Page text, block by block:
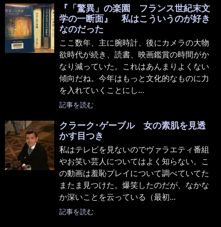
『「驚異」の楽園 フランス世紀末文
学の一断面』 私はこういうのが好き
なのだった
ここ数年、主に腕時計、後にカメラの大物
欲時代が続き、読書、映画鑑賞の時間がか
なり減っていた。これはあんまりよくない
傾向だね。今年はもっと文化的なものに力
を入れていくことにし...
記事を読む
クラーク･ゲーブル 女の素肌を見透
かす目つき
私はテレビを見ないのでヴァラエティ番組
やお笑い芸人についてはよく知らない。こ
の動画は羞恥プレイについて調べていてた
またま見つけた。爆笑したのだが、なかな
か深いことを云っている（最初...
記事を読む